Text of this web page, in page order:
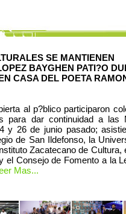
SE MANTIENEN
BAYGHEN PATI?O
CASA DEL POETA
al p?blico participaron
para dar continuidad a las
y 26 de junio pasado;
de San Ildefonso, la
Zacatecano de Cultura,
el Consejo de Fomento a la
Mas...